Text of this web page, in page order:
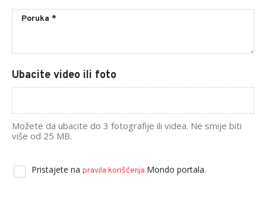
Ubacite video ili foto
Možete da ubacite do 3 fotografije ili videa. Ne smije biti
više od 25 MB.
Pristajete na pravila korišćenja Mondo portala.